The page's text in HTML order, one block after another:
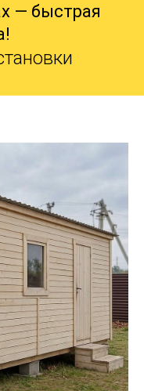
— быстрая